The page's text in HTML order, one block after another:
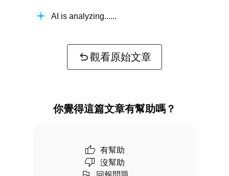
AI is analyzing...
觀看原始文章
你覺得這篇文章有幫助嗎？
有幫助
沒幫助